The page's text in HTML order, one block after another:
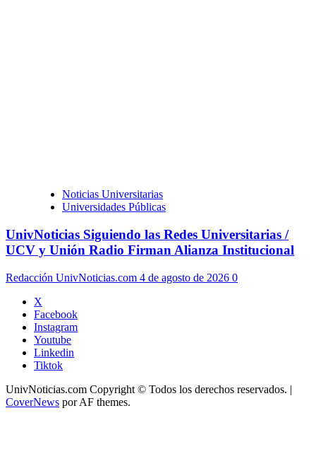
Noticias Universitarias
Universidades Públicas
UnivNoticias Siguiendo las Redes Universitarias /
UCV y Unión Radio Firman Alianza Institucional
Redacción UnivNoticias.com 4 de agosto de 2026 0
X
Facebook
Instagram
Youtube
Linkedin
Tiktok
UnivNoticias.com Copyright © Todos los derechos reservados. |
CoverNews por AF themes.